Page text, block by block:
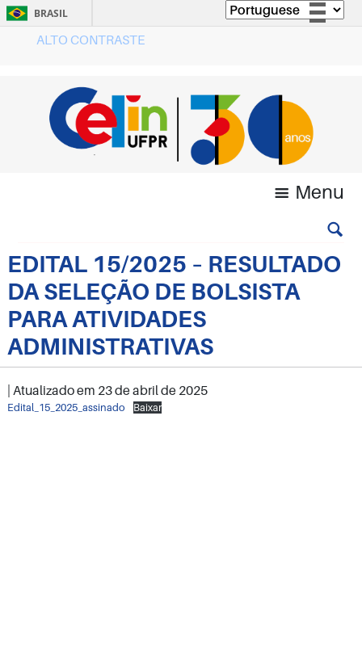
BRASIL
Acesso à informação
Legislação
Canais
ALTO CONTRASTE
Menu
EDITAL 15/2025 – RESULTADO
DA SELEÇÃO DE BOLSISTA
PARA ATIVIDADES
ADMINISTRATIVAS
| Atualizado em 23 de abril de 2025
Edital_15_2025_assinado Baixar